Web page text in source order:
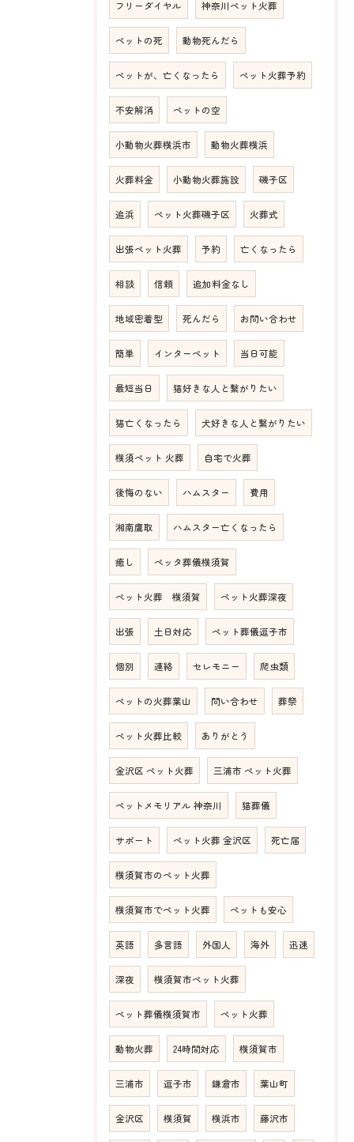
フリーダイヤル 神奈川ペット火葬
ペットの死 動物死んだら
ペットが、亡くなったら ペット火葬予約
不安解消 ペットの空
小動物火葬横浜市 動物火葬横浜
火葬料金 小動物火葬施設 磯子区
追浜 ペット火葬磯子区 火葬式
出張ペット火葬 予約 亡くなったら
相談 信頼 追加料金なし
地域密着型 死んだら お問い合わせ
簡単 インターペット 当日可能
最短当日 猫好きな人と繋がりたい
猫亡くなったら 犬好きな人と繋がりたい
横須ペット 火葬 自宅で火葬
後悔のない ハムスター 費用
湘南鷹取 ハムスター亡くなったら
癒し ペッタ葬儀横須賀
ペット火葬 横須賀 ペット火葬深夜
出張 土日対応 ペット葬儀逗子市
個別 連絡 セレモニー 爬虫類
ペットの火葬葉山 問い合わせ 葬祭
ペット火葬比較 ありがとう
金沢区 ペット火葬 三浦市 ペット火葬
ペットメモリアル 神奈川 猫葬儀
サポート ペット火葬 金沢区 死亡届
横須賀市のペット火葬
横須賀市でペット火葬 ペットも安心
英語 多言語 外国人 海外 迅速
深夜 横須賀市ペット火葬
ペット葬儀横須賀市 ペット火葬
動物火葬 24時間対応 横須賀市
三浦市 逗子市 鎌倉市 葉山町
金沢区 横須賀 横浜市 藤沢市